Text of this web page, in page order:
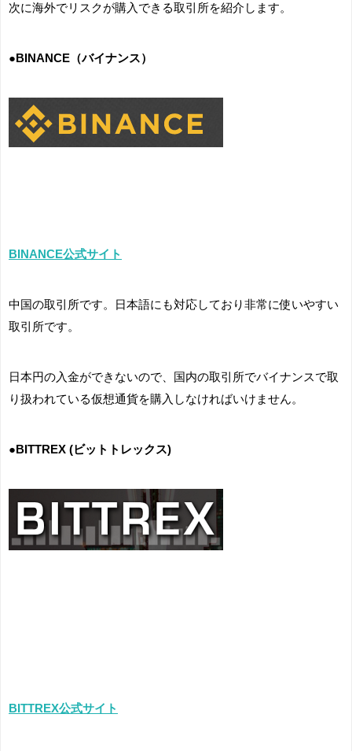
次に海外でリスクが購入できる取引所を紹介します。
●BINANCE（バイナンス）
BINANCE公式サイト
中国の取引所です。日本語にも対応しており非常に使いやすい
取引所です。
日本円の入金ができないので、国内の取引所でバイナンスで取
り扱われている仮想通貨を購入しなければいけません。
●BITTREX (ビットトレックス)
BITTREX公式サイト